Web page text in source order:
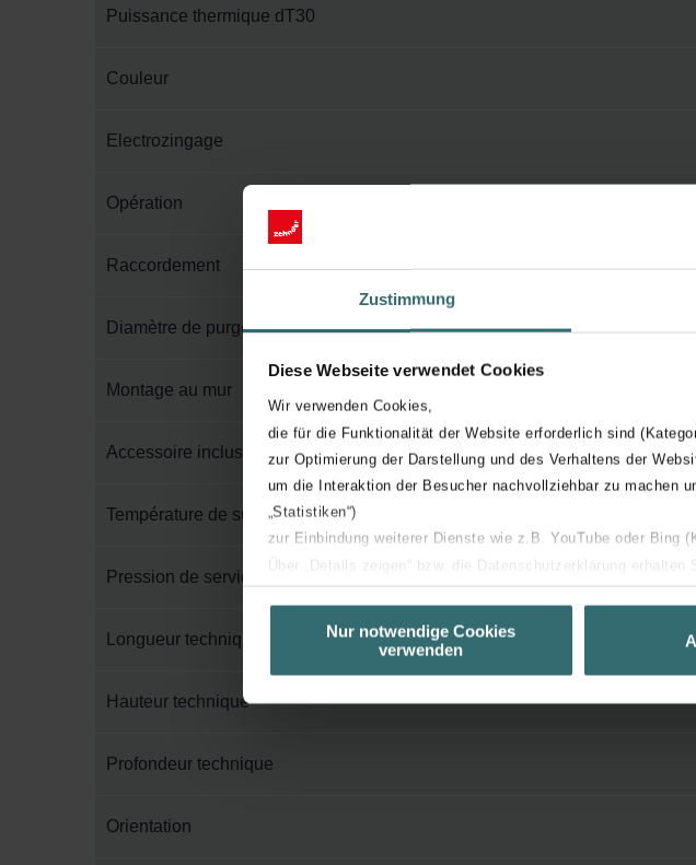
Zustimmung
Diese Webseite verwendet Cookies
Wir verwenden Cookies,
die für die Funktionalität der Website erforderlich sind
zur Optimierung der Darstellung und des Verhaltens der
um die Interaktion der Besucher nachvollziehbar zu machen
„Statistiken“)
zur Einbindung weiterer Dienste wie z.B. YouTube oder Bing
Über „Details zeigen“ bzw. die Datenschutzerklärung
unserer Website verwenden, um Ihnen die bestmögliche
basierend auf Ihren Interessen zur Verfügung zu stellen.
Datenschutzerklärung widerrufen.
Zehnder Group AG: Data Privacy
Nur notwendige Cookies
verwenden
Puissance thermique dT30
Couleur
Electrozingage
Opération
Raccordement
Diamètre de purge
Montage au mur
Accessoire inclus dans l'emballage
Température de surface maximum
Pression de service maximum
Longueur technique
Hauteur technique
Profondeur technique
Orientation